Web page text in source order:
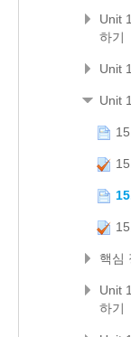
Unit
하기
Unit
Unit
핵심
Unit
하기